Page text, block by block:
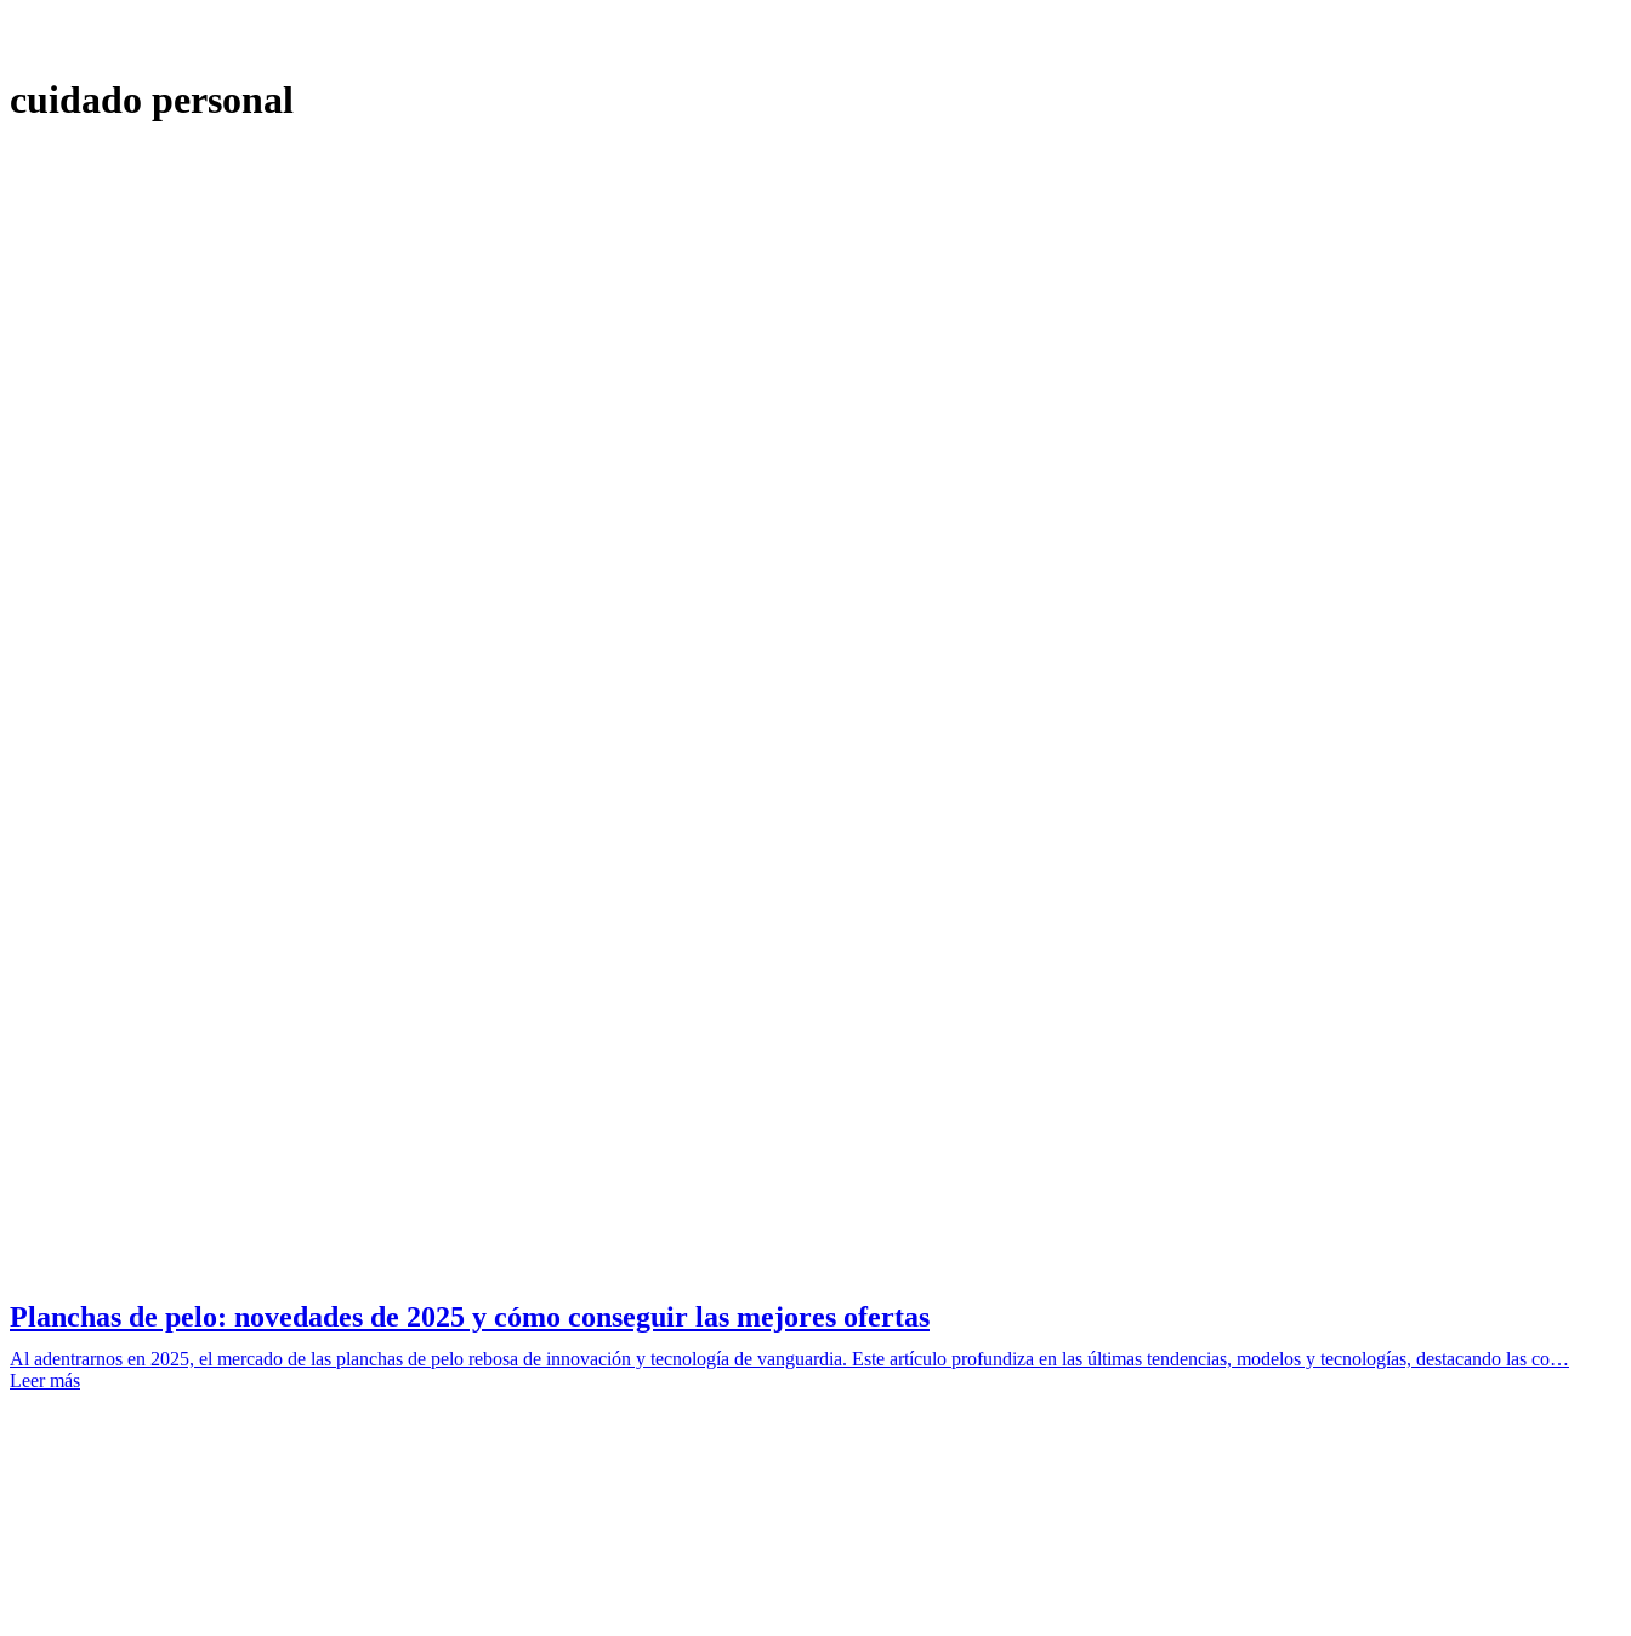
cuidado personal
Planchas de pelo: novedades de 2025 y cómo conseguir las mejores ofertas
Al adentrarnos en 2025, el mercado de las planchas de pelo rebosa de innovación y tecnología de vanguardia. Este artículo profundiza en las últimas tendencias, modelos y tecnologías, destacando las co…
Leer más